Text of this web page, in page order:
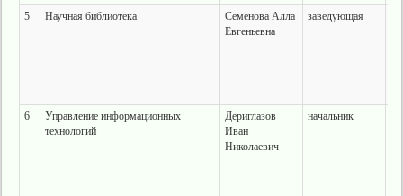
5 Научная библиотека
Семенова Алла
Евгеньевна
заведующая
6
Управление информационных
технологий
Дериглазов
Иван
Николаевич
начальник